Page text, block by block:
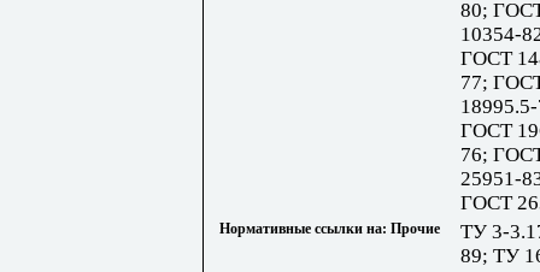
80;
10354-
ГОСТ
77;
ГОСТ
76;
25951-
ГОСТ
Нормативные ссылки на: Прочие
ТУ 3-
89; ТУ